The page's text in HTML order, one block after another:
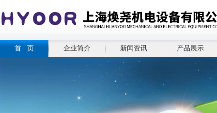
首 页 企业简介 新闻资讯 产品展示